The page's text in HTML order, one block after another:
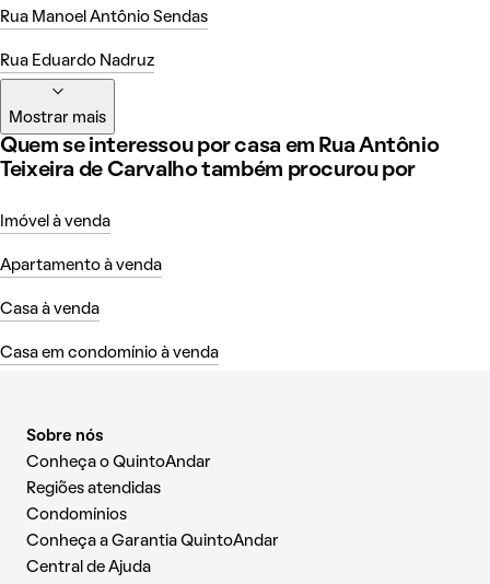
Rua Manoel Antônio Sendas
Rua Eduardo Nadruz
Mostrar mais
Quem se interessou por casa em Rua Antônio
Teixeira de Carvalho também procurou por
Imóvel à venda
Apartamento à venda
Casa à venda
Casa em condomínio à venda
Sobre nós
Conheça o QuintoAndar
Regiões atendidas
Condomínios
Conheça a Garantia QuintoAndar
Central de Ajuda